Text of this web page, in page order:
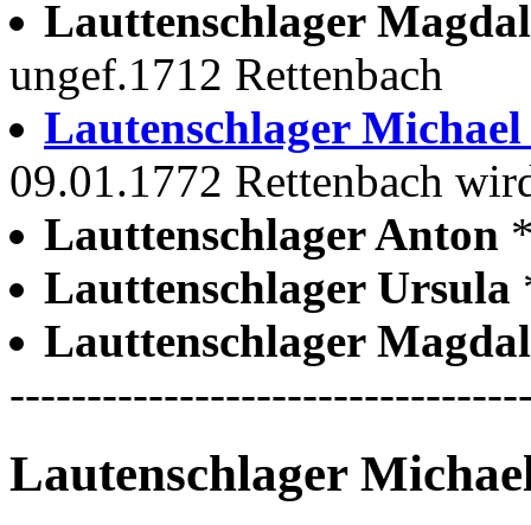
Lauttenschlager
ungef.1712 Rettenbach
Lautenschlager
09.01.1772 Rettenbach
Lauttenschlager Anton
Lauttenschlager Ursula
Lauttenschlager
Lautenschlager